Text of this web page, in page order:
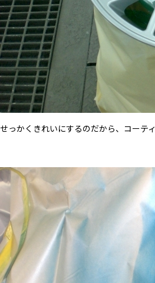
せっかくきれいにするのだから、コーテ